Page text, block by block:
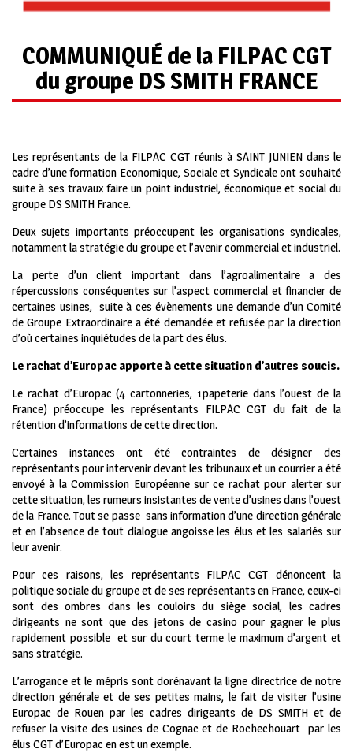
COMMUNIQUÉ de la FILPAC CGT
du groupe DS SMITH FRANCE
Les représentants de la FILPAC CGT réunis à SAINT JUNIEN dans le
cadre d’une formation Economique, Sociale et Syndicale ont souhaité
suite à ses travaux faire un point industriel, économique et social du
groupe DS SMITH France.
Deux sujets importants préoccupent les organisations syndicales,
notamment la stratégie du groupe et l’avenir commercial et industriel.
La perte d’un client important dans l’agroalimentaire a des
répercussions conséquentes sur l’aspect commercial et financier de
certaines usines, suite à ces évènements une demande d’un Comité
de Groupe Extraordinaire a été demandée et refusée par la direction
d’où certaines inquiétudes de la part des élus.
Le rachat d’Europac apporte à cette situation d’autres soucis.
Le rachat d’Europac (4 cartonneries, 1papeterie dans l’ouest de la
France) préoccupe les représentants FILPAC CGT du fait de la
rétention d’informations de cette direction.
Certaines instances ont été contraintes de désigner des
représentants pour intervenir devant les tribunaux et un courrier a été
envoyé à la Commission Européenne sur ce rachat pour alerter sur
cette situation, les rumeurs insistantes de vente d’usines dans l’ouest
de la France. Tout se passe sans information d’une direction générale
et en l’absence de tout dialogue angoisse les élus et les salariés sur
leur avenir.
Pour ces raisons, les représentants FILPAC CGT dénoncent la
politique sociale du groupe et de ses représentants en France, ceux-ci
sont des ombres dans les couloirs du siège social, les cadres
dirigeants ne sont que des jetons de casino pour gagner le plus
rapidement possible et sur du court terme le maximum d’argent et
sans stratégie.
L’arrogance et le mépris sont dorénavant la ligne directrice de notre
direction générale et de ses petites mains, le fait de visiter l’usine
Europac de Rouen par les cadres dirigeants de DS SMITH et de
refuser la visite des usines de Cognac et de Rochechouart par les
élus CGT d’Europac en est un exemple.